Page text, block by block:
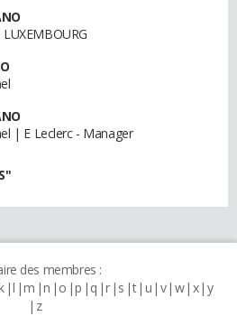
| E Leclerc - Manager
des membres :
l m n o p q r s t u v w x y
z